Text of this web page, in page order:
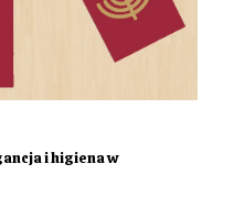
i higiena w